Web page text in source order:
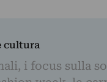
cultura
i focus sulla